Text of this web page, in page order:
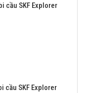
cầu SKF Explorer
cầu SKF Explorer